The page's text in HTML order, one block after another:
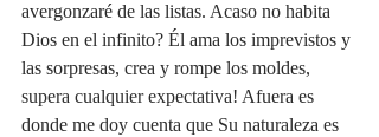
avergonzaré de las listas. Acaso no habita
Dios en el infinito? Él ama los imprevistos y
las sorpresas, crea y rompe los moldes,
supera cualquier expectativa! Afuera es
donde me doy cuenta que Su naturaleza es